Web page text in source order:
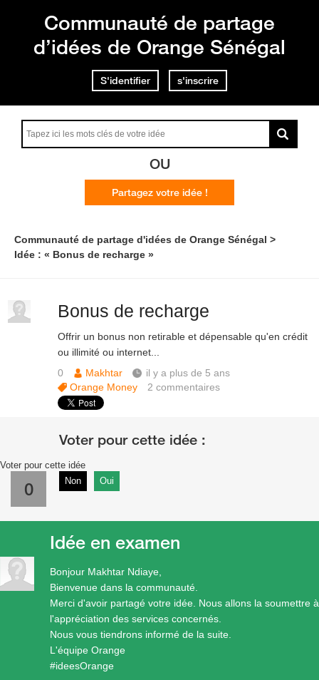
Communauté de partage
d’idées de Orange Sénégal
S'identifier s'inscrire
OU
Partagez votre idée !
Communauté de partage d'idées de Orange Sénégal
Idée : « Bonus de recharge »
Bonus de recharge
Offrir un bonus non retirable et dépensable qu'en crédit
ou illimité ou internet...
0
Makhtar
il y a plus de 5 ans
Orange Money
2commentaires
Voter pour cette idée
0 Non Oui
Bonjour Makhtar Ndiaye,
Bienvenue dans la communauté.
Merci d'avoir partagé votre idée. Nous allons la soumettre à
l'appréciation des services concernés.
Nous vous tiendrons informé de la suite.
L'équipe Orange
#ideesOrange
Idée en examen